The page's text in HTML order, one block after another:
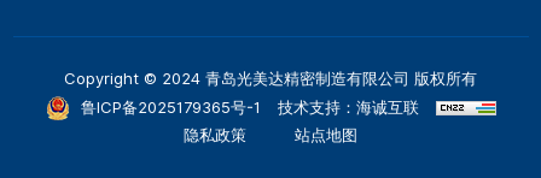
Copyright © 2024 青岛光美达精密制造有限公司 版权所有
鲁ICP备2025179365号-1
技术支持：海诚互联
隐私政策
站点地图